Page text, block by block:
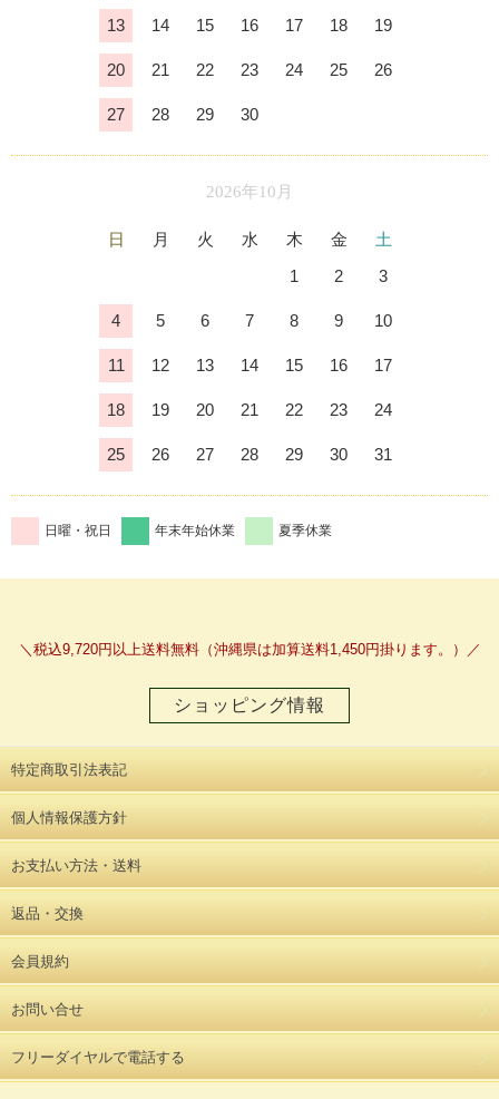
13 14 15 16 17 18 19
20 21 22 23 24 25 26
27 28 29 30
2026年10月
日 月 火 水 木 金
土
1
2 3
4 5 6 7 8 9 10
11 12 13 14 15 16 17
18 19 20 21 22 23 24
25 26 27 28 29 30 31
日曜・祝日 年末年始休業 夏季休業
＼税込9,720円以上送料無料（沖縄県は加算送料1,450円掛ります。）／
ショッピング情報
特定商取引法表記
個人情報保護方針
お支払い方法・送料
返品・交換
会員規約
お問い合せ
フリーダイヤルで電話する